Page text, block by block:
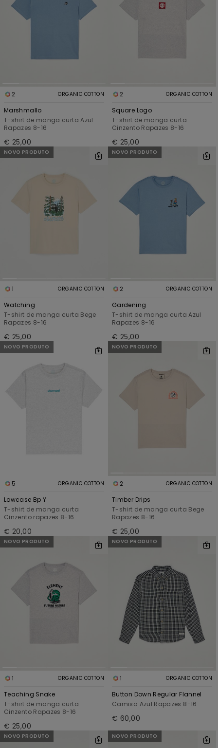
2 ORGANIC COTTON
Marshmallo
T-shirt de manga curta Azul
Rapazes 8-16
€ 25,00
2 ORGANIC COTTON
Square Logo
T-shirt de manga curta
Cinzento Rapazes 8-16
€ 25,00
NOVO PRODUTO
1 ORGANIC COTTON
Watching
T-shirt de manga curta Bege
Rapazes 8-16
€ 25,00
NOVO PRODUTO
2 ORGANIC COTTON
Gardening
T-shirt de manga curta Azul
Rapazes 8-16
€ 25,00
NOVO PRODUTO
5 ORGANIC COTTON
Lowcase Bp Y
T-shirt de manga curta
Cinzento rapazes 8-16
€ 20,00
NOVO PRODUTO
2 ORGANIC COTTON
Timber Drips
T-shirt de manga curta Bege
Rapazes 8-16
€ 25,00
NOVO PRODUTO
1 ORGANIC COTTON
Teaching Snake
T-shirt de manga curta
Cinzento Rapazes 8-16
€ 25,00
NOVO PRODUTO
1 ORGANIC COTTON
Button Down Regular Flannel
Camisa Azul Rapazes 8-16
€ 60,00
NOVO PRODUTO NOVO PRODUTO